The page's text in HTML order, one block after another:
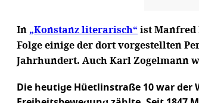
In „Konstanz literarisch“ ist Manfred
Folge einige der dort vorgestellten
Jahrhundert. Auch Karl Zogelmann
Die heutige Hüetlinstraße 10 war der